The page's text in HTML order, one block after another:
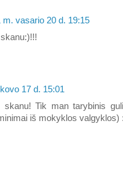
m. vasario 20 d. 19:15
17 d. 15:01
skanu! Tik man tarybinis
iš mokyklos valgyklos)